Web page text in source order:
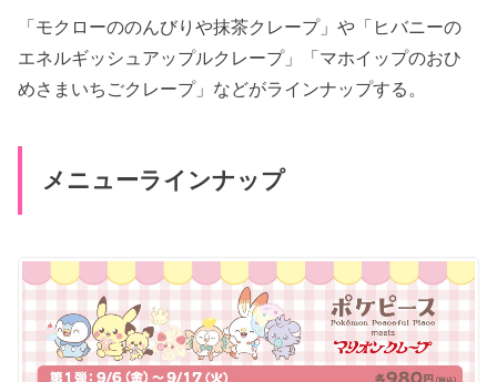
「モクローののんびりや抹茶クレープ」や「ヒバニーの
エネルギッシュアップルクレープ」「マホイップのおひ
めさまいちごクレープ」などがラインナップする。
メニューラインナップ